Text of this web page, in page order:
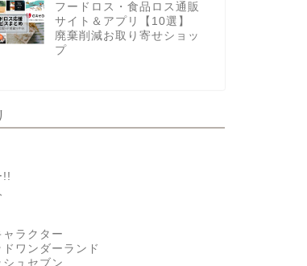
フードロス・食品ロス通販
サイト＆アプリ【10選】
廃棄削減お取り寄せショッ
プ
!!
ラクター
ワンダーランド
ュセブン